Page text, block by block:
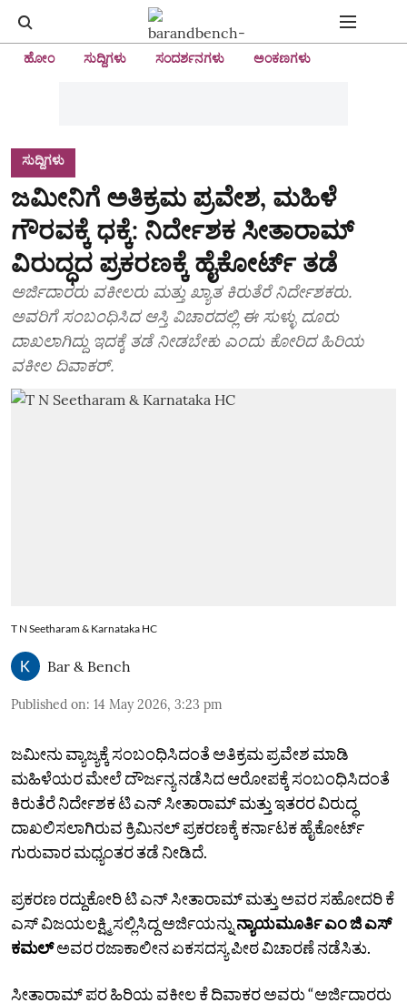
ಹೋಂ ಸುದ್ದಿಗಳು ಸಂದರ್ಶನಗಳು ಅಂಕಣಗಳು
ಸುದ್ದಿಗಳು
ಜಮೀನಿಗೆ ಅತಿಕ್ರಮ ಪ್ರವೇಶ, ಮಹಿಳೆ
ಗೌರವಕ್ಕೆ ಧಕ್ಕೆ: ನಿರ್ದೇಶಕ ಸೀತಾರಾಮ್‌
ವಿರುದ್ಧದ ಪ್ರಕರಣಕ್ಕೆ ಹೈಕೋರ್ಟ್‌ ತಡೆ
ಅರ್ಜಿದಾರರು ವಕೀಲರು ಮತ್ತು ಖ್ಯಾತ ಕಿರುತೆರೆ ನಿರ್ದೇಶಕರು.
ಅವರಿಗೆ ಸಂಬಂಧಿಸಿದ ಆಸ್ತಿ ವಿಚಾರದಲ್ಲಿ ಈ ಸುಳ್ಳು ದೂರು
ದಾಖಲಾಗಿದ್ದು ಇದಕ್ಕೆ ತಡೆ ನೀಡಬೇಕು ಎಂದು ಕೋರಿದ ಹಿರಿಯ
ವಕೀಲ ದಿವಾಕರ್.‌
T N Seetharam & Karnataka HC
Bar & Bench
Published on: 14 May 2026, 3:23 pm
ಜಮೀನು ವ್ಯಾಜ್ಯಕ್ಕೆ ಸಂಬಂಧಿಸಿದಂತೆ ಅತಿಕ್ರಮ ಪ್ರವೇಶ ಮಾಡಿ
ಮಹಿಳೆಯರ ಮೇಲೆ ದೌರ್ಜನ್ಯ ನಡೆಸಿದ ಆರೋಪಕ್ಕೆ ಸಂಬಂಧಿಸಿದಂತೆ
ಕಿರುತೆರೆ ನಿರ್ದೇಶಕ ಟಿ ಎನ್‌ ಸೀತಾರಾಮ್‌ ಮತ್ತು ಇತರರ ವಿರುದ್ಧ
ದಾಖಲಿಸಲಾಗಿರುವ ಕ್ರಿಮಿನಲ್‌ ಪ್ರಕರಣಕ್ಕೆ ಕರ್ನಾಟಕ ಹೈಕೋರ್ಟ್‌
ಗುರುವಾರ ಮಧ್ಯಂತರ ತಡೆ ನೀಡಿದೆ.
ಪ್ರಕರಣ ರದ್ದುಕೋರಿ ಟಿ ಎನ್‌ ಸೀತಾರಾಮ್‌ ಮತ್ತು ಅವರ ಸಹೋದರಿ ಕೆ
ಎಸ್‌ ವಿಜಯಲಕ್ಷ್ಮಿ ಸಲ್ಲಿಸಿದ್ದ ಅರ್ಜಿಯನ್ನುನ್ಯಾಯಮೂರ್ತಿ ಎಂ ಜಿ ಎಸ್‌
ಕಮಲ್‌ಅವರ ರಜಾಕಾಲೀನ ಏಕಸದಸ್ಯ ಪೀಠ ವಿಚಾರಣೆ ನಡೆಸಿತು.
ಸೀತಾರಾಮ್‌ ಪರ ಹಿರಿಯ ವಕೀಲ ಕೆ ದಿವಾಕರ ಅವರು “ಅರ್ಜಿದಾರರು